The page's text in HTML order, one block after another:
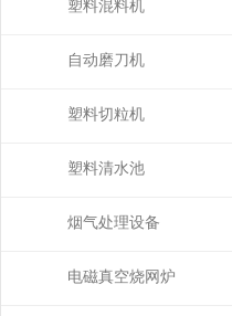
塑料混料机
自动磨刀机
塑料切粒机
塑料清水池
烟气处理设备
电磁真空烧网炉